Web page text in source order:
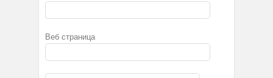
Веб страница